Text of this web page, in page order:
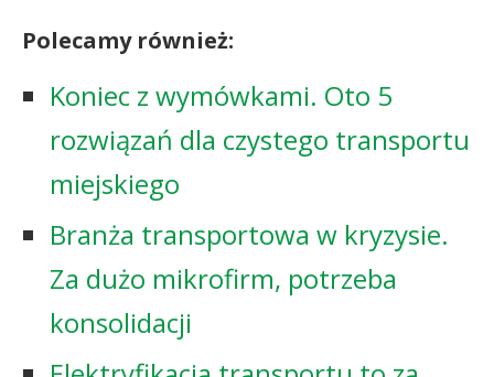
Polecamy również:
Koniec z wymówkami. Oto 5
rozwiązań dla czystego transportu
miejskiego
Branża transportowa w kryzysie.
Za dużo mikrofirm, potrzeba
konsolidacji